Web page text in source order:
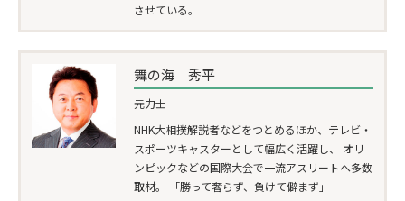
させている。
舞の海 秀平
元力士
NHK大相撲解説者などをつとめるほか、テレビ・
スポーツキャスターとして幅広く活躍し、 オリ
ンピックなどの国際大会で一流アスリートへ多数
取材。 「勝って奢らず、負けて僻まず」